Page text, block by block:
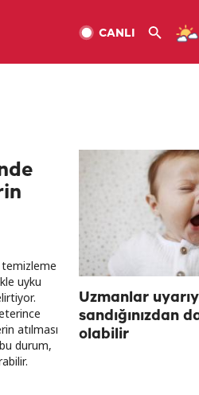
CANLI
temizleme
uyku
atılması
durum,
Uzmanlar
sandığınızdan
olabilir